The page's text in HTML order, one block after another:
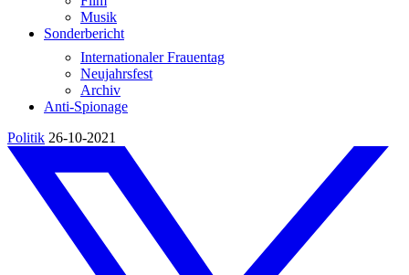
Musik
Sonderbericht
Internationaler Frauentag
Neujahrsfest
Archiv
Anti-Spionage
Politik 26-10-2021